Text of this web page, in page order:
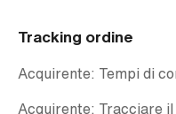
Tracking ordine
Acquirente: Tempi di
Acquirente: Tracciare il